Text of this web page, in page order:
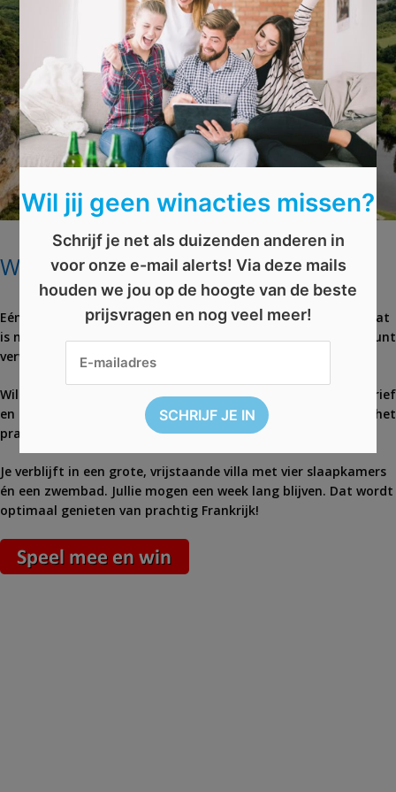
Win een weekje Frankrijk
Eén van de meest populaire vakantielanden is Frankrijk. En dat
is niet voor niets. Frankrijk heeft immers alles wat je maar kunt
verwachten. Zon, bergen en zee. En natuurlijk lekker eten.
Wil jij Frankrijk eens ontdekken? Schrijf je in voor de nieuwsbrief
en maak automatisch kans op een fantastische vakantie in het
prachtige gebied tussen de Dordogne en de Lot.
Je verblijft in een grote, vrijstaande villa met vier slaapkamers
én een zwembad. Jullie mogen een week lang blijven. Dat wordt
optimaal genieten van prachtig Frankrijk!
Wil jij geen winacties missen?
Schrijf je net als duizenden anderen in
voor onze e-mail alerts! Via deze mails
houden we jou op de hoogte van de beste
prijsvragen en nog veel meer!